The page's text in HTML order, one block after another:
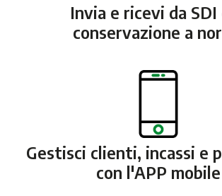
Invia e ricevi da SDI
conservazione a
Gestisci clienti, incassi e
con l'APP mobile